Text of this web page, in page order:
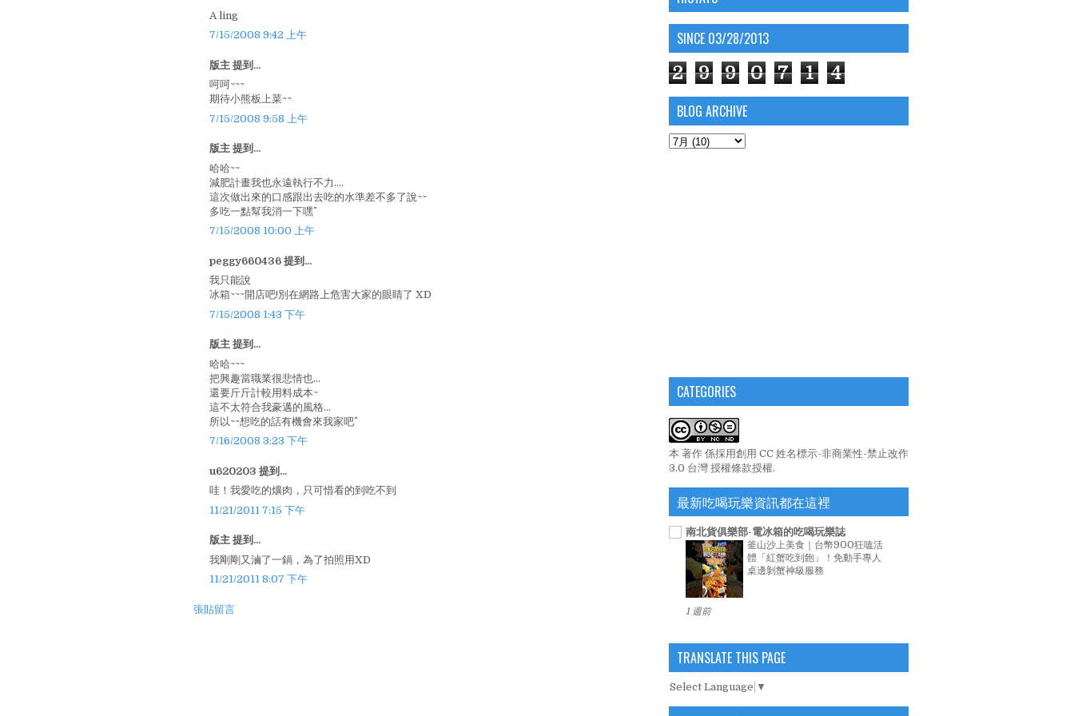
A ling
7/15/2008 9:42 上午
版主 提到...
呵呵~~~
期待小熊板上菜~~
7/15/2008 9:58 上午
版主 提到...
哈哈~~
減肥計畫我也永遠執行不力....
這次做出來的口感跟出去吃的水準差不多了說~~
多吃一點幫我消一下嘿^^
7/15/2008 10:00 上午
peggy660436 提到...
我只能說
冰箱~~~開店吧!別在網路上危害大家的眼睛了 XD
7/15/2008 1:43 下午
版主 提到...
哈哈~~~
把興趣當職業很悲情也...
還要斤斤計較用料成本~
這不太符合我豪邁的風格...
所以~~想吃的話有機會來我家吧^^
7/16/2008 3:23 下午
u620203 提到...
哇！我愛吃的爌肉，只可惜看的到吃不到
11/21/2011 7:15 下午
版主 提到...
我剛剛又滷了一鍋，為了拍照用XD
11/21/2011 8:07 下午
張貼留言
SINCE 03/28/2013
2 9 9 0 7 1 4
BLOG ARCHIVE
CATEGORIES
本 著作 係採用創用 CC 姓名標示-非商業性-禁止改作
3.0 台灣 授權條款授權.
最新吃喝玩樂資訊都在這裡
南北貨俱樂部-電冰箱的吃喝玩樂誌
釜山沙上美食｜台幣900狂嗑活
體「紅蟹吃到飽」！免動手專人
桌邊剝蟹神級服務
1 週前
TRANSLATE THIS PAGE
Select Language ▼